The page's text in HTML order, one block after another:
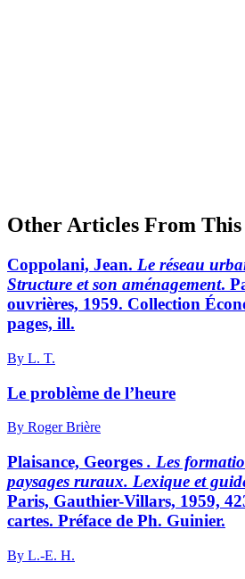
Other Articles From
Coppolani, Jean. Le réseau
Structure et son aménagement.
ouvrières, 1959. Collection
pages, ill.
By L. T.
Le problème de l’heure
By Roger Brière
Plaisance, Georges . Les
paysages ruraux. Lexique et
Paris, Gauthier-Villars, 1959,
cartes. Préface de Ph. Guinier.
By L.-E. H.